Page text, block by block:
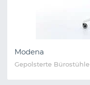
Modena
Gepolsterte Bürostühle